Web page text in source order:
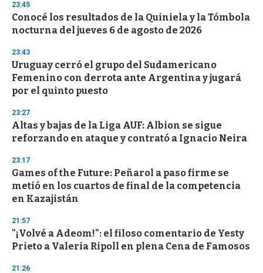
d
s
o
f
3
s
e
c
o
d
s
23:45
Conocé los resultados de la Quiniela y la Tómbola
nocturna del jueves 6 de agosto de 2026
23:43
Uruguay cerró el grupo del Sudamericano
Femenino con derrota ante Argentina y jugará
por el quinto puesto
23:27
Altas y bajas de la Liga AUF: Albion se sigue
reforzando en ataque y contrató a Ignacio Neira
23:17
Games of the Future: Peñarol a paso firme se
metió en los cuartos de final de la competencia
en Kazajistán
21:57
"¡Volvé a Adeom!": el filoso comentario de Yesty
Prieto a Valeria Ripoll en plena Cena de Famosos
21:26